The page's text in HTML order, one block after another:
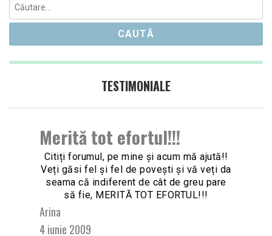
Caută
după:
TESTIMONIALE
Merită tot efortul!!!
Citiți forumul, pe mine și acum mă ajută!!
Veți găsi fel și fel de povești și vă veți da
seama că indiferent de cât de greu pare
să fie, MERITĂ TOT EFORTUL!!!
Arina
4 iunie 2009